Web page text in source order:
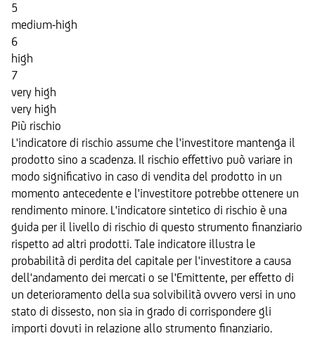
5
medium-high
6
high
7
very high
very high
Più rischio
L'indicatore di rischio assume che l'investitore mantenga il
prodotto sino a scadenza. Il rischio effettivo può variare in
modo significativo in caso di vendita del prodotto in un
momento antecedente e l'investitore potrebbe ottenere un
rendimento minore. L'indicatore sintetico di rischio è una
guida per il livello di rischio di questo strumento finanziario
rispetto ad altri prodotti. Tale indicatore illustra le
probabilità di perdita del capitale per l'investitore a causa
dell'andamento dei mercati o se l'Emittente, per effetto di
un deterioramento della sua solvibilità ovvero versi in uno
stato di dissesto, non sia in grado di corrispondere gli
importi dovuti in relazione allo strumento finanziario.